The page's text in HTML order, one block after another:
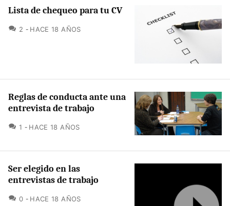
Lista de chequeo para tu CV
2 COMENTARIOS
HACE 18 AÑOS
Reglas de conducta ante una
entrevista de trabajo
1 COMENTARIOS
HACE 18 AÑOS
Ser elegido en las
entrevistas de trabajo
0 COMENTARIOS
HACE 18 AÑOS